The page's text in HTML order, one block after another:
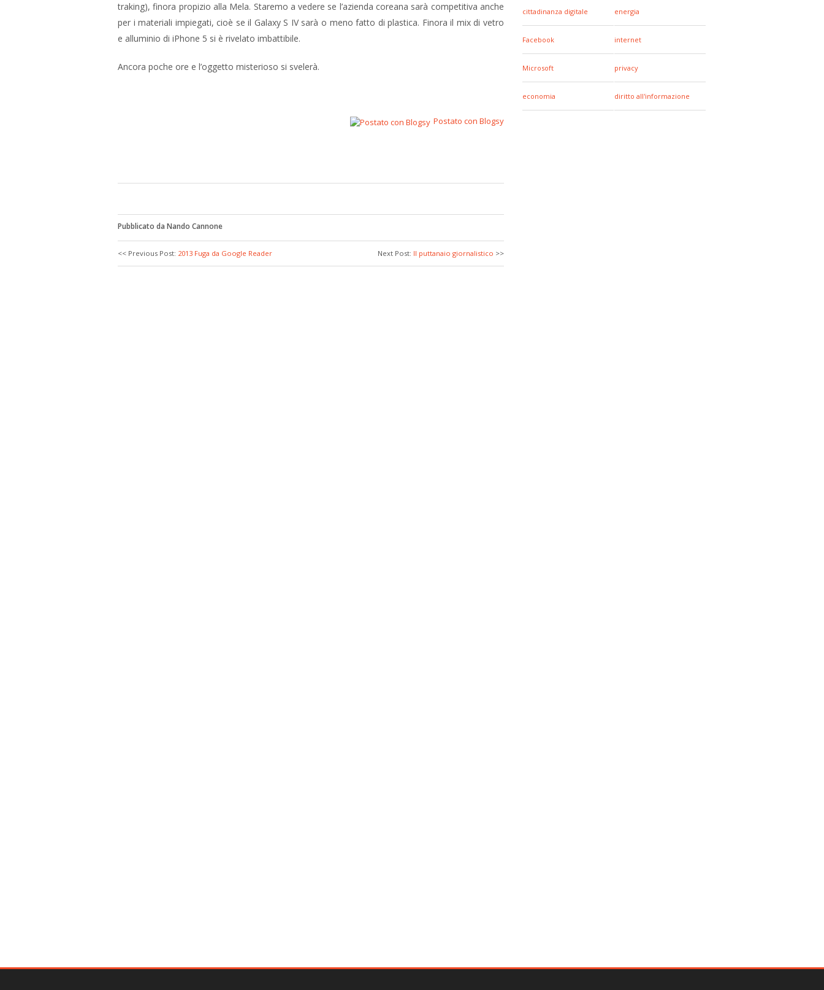
cittadinanza digitale energia
Facebook internet
Microsoft privacy
economia diritto all'informazione
traking), finora propizio alla Mela. Staremo a vedere se l’azienda coreana sarà competitiva anche
per i materiali impiegati, cioè se il Galaxy S IV sarà o meno fatto di plastica. Finora il mix di vetro
e alluminio di iPhone 5 si è rivelato imbattibile.
Ancora poche ore e l’oggetto misterioso si svelerà.
Postato con Blogsy
Pubblicato da Nando Cannone
Next Post: Il puttanaio giornalistico >>
<< Previous Post: 2013 Fuga da Google Reader